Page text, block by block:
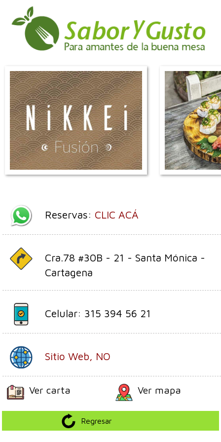
Reservas: CLIC ACÁ
Cra.78 #30B - 21 - Santa Mónica -
Cartagena
Celular: 315 394 56 21
Sitio Web, NO
Ver carta Ver mapa
Regresar